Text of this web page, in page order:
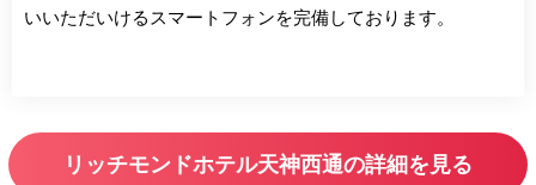
いいただいけるスマートフォンを完備しております。
リッチモンドホテル天神西通の詳細を見る